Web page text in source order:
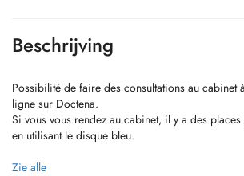
Beschrijving
Possibilité de faire des consultations au cabinet
ligne sur Doctena.
Si vous vous rendez au cabinet, il y a des
en utilisant le disque bleu.
Psychologue clinicienne diplômée, je propose
Zie alle